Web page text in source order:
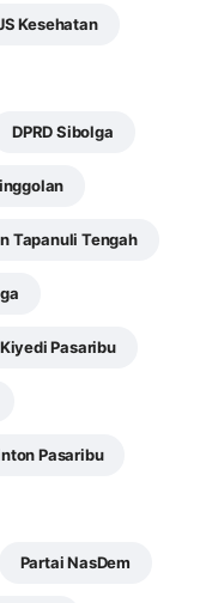
Kesehatan
DPRD Sibolga
Tapanuli Tengah
Pasaribu
Pasaribu
Partai NasDem